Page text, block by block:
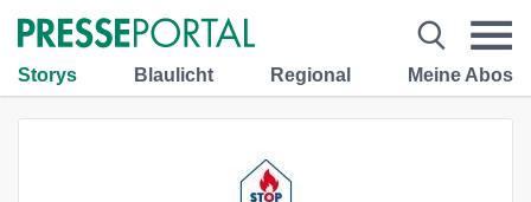
Storys Blaulicht Regional Meine Abos